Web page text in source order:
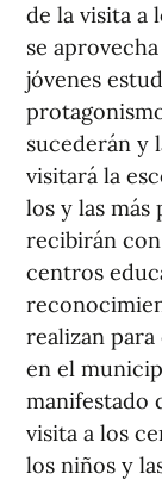
de la visita a
se
jóvenes
sucederán y
visitará la
los y las más
recibirán
centros
realizan
en el
manifestado
visita a los
los niños y